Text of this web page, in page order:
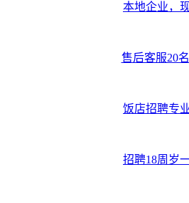
本地企业，
售后客服20
饭店招聘专
招聘18周岁